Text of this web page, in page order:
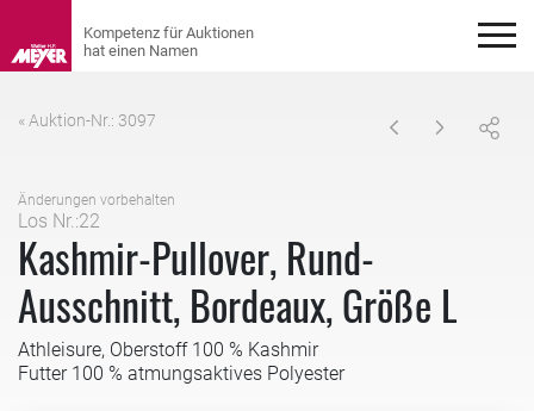
« Auktion-Nr.: 3097
Änderungen vorbehalten
Los Nr.:22
Kashmir-Pullover, Rund-
Ausschnitt, Bordeaux, Größe L
Athleisure, Oberstoff 100 % Kashmir
Futter 100 % atmungsaktives Polyester